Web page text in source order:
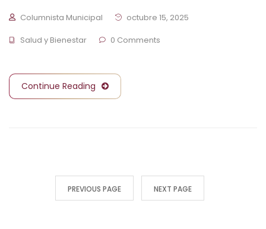
Columnista Municipal
octubre 15, 2025
Salud y Bienestar
0 Comments
Continue Reading
PREVIOUS PAGE NEXT PAGE